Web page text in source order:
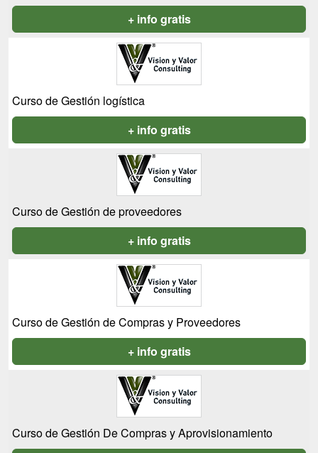
+ info gratis
Curso de Gestión logística
+ info gratis
Curso de Gestión de proveedores
+ info gratis
Curso de Gestión de Compras y Proveedores
+ info gratis
Curso de Gestión De Compras y Aprovisionamiento